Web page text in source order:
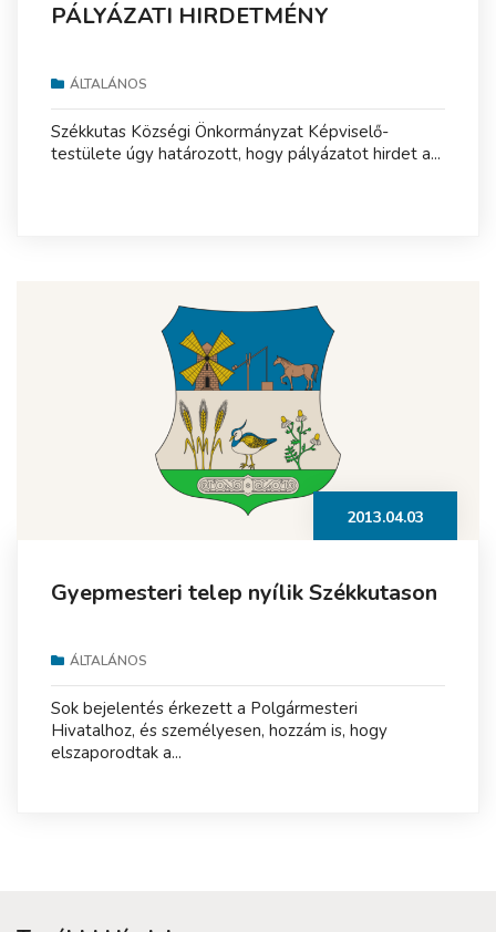
PÁLYÁZATI HIRDETMÉNY
ÁLTALÁNOS
Székkutas Községi Önkormányzat Képviselő-
testülete úgy határozott, hogy pályázatot hirdet a...
2013.04.03
Gyepmesteri telep nyílik Székkutason
ÁLTALÁNOS
Sok bejelentés érkezett a Polgármesteri
Hivatalhoz, és személyesen, hozzám is, hogy
elszaporodtak a...